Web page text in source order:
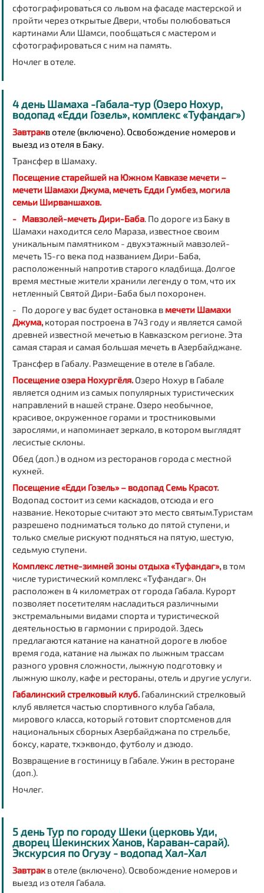
сфотографироваться со львом на фасаде мастерской и
пройти через открытые Двери, чтобы полюбоваться
картинами Али Шамси, пообщаться с мастером и
сфотографироваться с ним на память.
Ночлег в отеле.
4 день Шамаха -Габала-тур (Озеро Нохур,
водопад «Едди Гозель», комплекс «Туфандаг»)
Завтракв отеле (включено). Освобождение номеров и
выезд из отеля в Баку.
Трансфер в Шамаху.
Посещение старейшей на Южном Кавказе мечети –
мечети Шамахи Джума, мечеть Едди Гумбез, могила
семьи Ширваншахов.
- Мавзолей-мечеть Дири-Баба. По дороге из Баку в
Шамахи находится село Мараза, известное своим
уникальным памятником - двухэтажный мавзолей-
мечеть 15-го века под названием Дири-Баба,
расположенный напротив старого кладбища. Долгое
время местные жители хранили легенду о том, что их
нетленный Святой Дири-Баба был похоронен.
- По дороге у вас будет остановка вмечети Шамахи
Джума,которая построена в 743 году и является самой
древней известной мечетью в Кавказском регионе. Эта
самая старая и самая большая мечеть в Азербайджане.
Трансфер в Габалу. Размещение в отеле в Габале.
Посещение озера Нохургёля.Озеро Нохур в Габале
является одним из самых популярных туристических
направлений в нашей стране. Озеро необычное,
красивое, окруженное горами и тростниковыми
зарослями, и напоминает зеркало, в котором выглядят
лесистые склоны.
Обед (доп.) в одном из ресторанов города с местной
кухней.
Посещение «Едди Гозель» – водопад Семь Красот.
Водопад состоит из семи каскадов, отсюда и его
название. Некоторые считают это место святым.Туристам
разрешено подниматься только до пятой ступени, и
только смелые рискуют подняться на пятую, шестую,
седьмую ступени.
Комплекс летне-зимней зоны отдыха «Туфандаг»,в том
числе туристический комплекс «Туфандаг». Он
расположен в 4 километрах от города Габала. Курорт
позволяет посетителям насладиться различными
экстремальными видами спорта и туристической
деятельностью в гармонии с природой. Здесь
предлагаются катание на канатной дороге в любое
время года, катание на лыжах по лыжным трассам
разного уровня сложности, лыжную подготовку и
лыжную школу, кафе и рестораны, отель и другие услуги.
Габалинский стрелковый клуб.Габалинский стрелковый
клуб является частью спортивного клуба Габала,
мирового класса, который готовит спортсменов для
национальных сборных Азербайджана по стрельбе,
боксу, карате, тхэквондо, футболу и дзюдо.
Возвращение в гостиницу в Габале. Ужин в ресторане
(доп.).
Ночлег.
5 день Тур по городу Шеки (церковь Уди,
дворец Шекинских Ханов, Караван-сарай).
Экскурсия по Огузу - водопад Хал-Хал
Завтракв отеле (включено). Освобождение номеров и
выезд из отеля Габала.